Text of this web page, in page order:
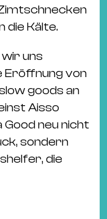
die Kälte.
uns
Eröffnung von
goods an
Aisso
neu nicht
sondern
die